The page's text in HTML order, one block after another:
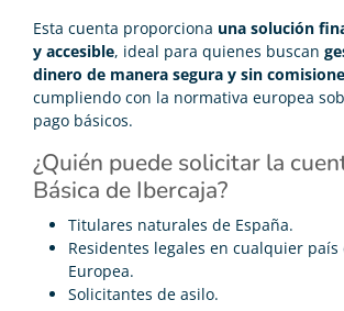
Esta cuenta proporciona una solución
y accesible, ideal para quienes buscan
dinero de manera segura y sin
cumpliendo con la normativa europea
pago básicos.
¿Quién puede solicitar la
Básica de Ibercaja?
Titulares naturales de España.
Residentes legales en cualquier país
Europea.
Solicitantes de asilo.